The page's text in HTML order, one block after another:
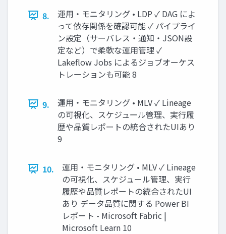
8.
運用・モニタリング • LDP ✓ DAG によ
って依存関係を確認可能 ✓ パイプライ
ン設定（サーバレス・通知・JSON設
定など）で柔軟な運用管理 ✓
Lakeflow Jobs によるジョブオーケス
トレーションも可能 8
9.
運用・モニタリング • MLV ✓ Lineage
の可視化、スケジュール管理、実行履
歴や品質レポートの統合されたUIあり
9
10.
運用・モニタリング • MLV ✓ Lineage
の可視化、スケジュール管理、実行
履歴や品質レポートの統合されたUI
あり データ品質に関する Power BI
レポート - Microsoft Fabric |
Microsoft Learn 10